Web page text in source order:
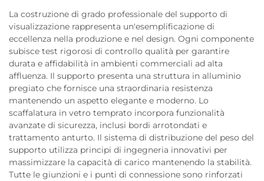
La costruzione di grado professionale del supporto di
visualizzazione rappresenta un'esemplificazione di
eccellenza nella produzione e nel design. Ogni componente
subisce test rigorosi di controllo qualità per garantire
durata e affidabilità in ambienti commerciali ad alta
affluenza. Il supporto presenta una struttura in alluminio
pregiato che fornisce una straordinaria resistenza
mantenendo un aspetto elegante e moderno. Lo
scaffalatura in vetro temprato incorpora funzionalità
avanzate di sicurezza, inclusi bordi arrotondati e
trattamento anturto. Il sistema di distribuzione del peso del
supporto utilizza principi di ingegneria innovativi per
massimizzare la capacità di carico mantenendo la stabilità.
Tutte le giunzioni e i punti di connessione sono rinforzati